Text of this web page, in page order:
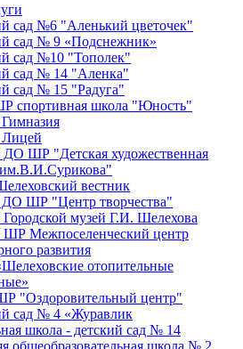
сад №6 "Аленький цветочек"
сад № 9 «Подснежник»
сад №10 "Тополек"
сад № 14 "Аленка"
сад № 15 "Радуга"
спортивная школа "Юность"
ШР "Детская художественная
вестник
ШР "Центр творчества"
музей Г.И. Шелехова
Межпоселенческий центр
развития
отопительные
"Оздоровительный центр"
сад № 4 «Журавлик
школа - детский сад № 14
общеобразовательная школа № 2